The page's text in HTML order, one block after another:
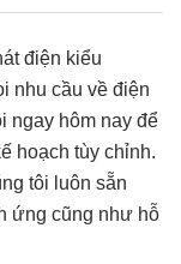
điện kiểu
nhu cầu về điện
ngay hôm nay để
hoạch tùy chỉnh.
tôi luôn sẵn
ứng cũng như hỗ